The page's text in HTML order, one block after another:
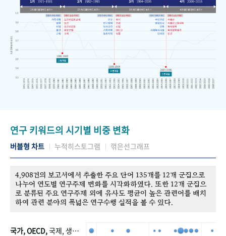
연구 키워드의 시기별 비중 변화
버블형 차트 누적히스토그램 꺾은선그래프
4,908건의 보고서에서 추출한 주요 단어 135개를 12개 군집으로
나누어 연도별 연구주제 변화를 시각화하였다. 또한 12개 군집으
로 분류된 주요 연구주제 외에 유사도 평균이 높은 관련어를 배치
하여 관련 분야의 폭넓은 연구수행 실적을 볼 수 있다.
국가, OECD,국제, 생산, 아시아, 태평양, 태평양지역, 참가